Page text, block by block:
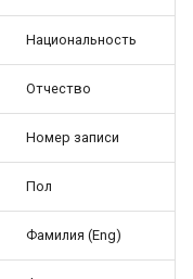
Национальность
Отчество
Номер записи
Пол
Фамилия (Eng)